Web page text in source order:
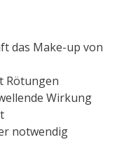
das Make-up von
Rötungen
Wirkung
notwendig